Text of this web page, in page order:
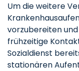
Um die weitere
vorzubereiten
frühzeitige
Sozialdienst
stationären